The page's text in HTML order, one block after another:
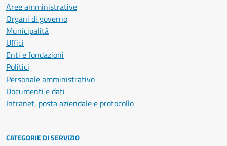
Aree amministrative
Organi di governo
Municipalità
Uffici
Enti e fondazioni
Politici
Personale amministrativo
Documenti e dati
Intranet, posta aziendale e protocollo
CATEGORIE DI SERVIZIO